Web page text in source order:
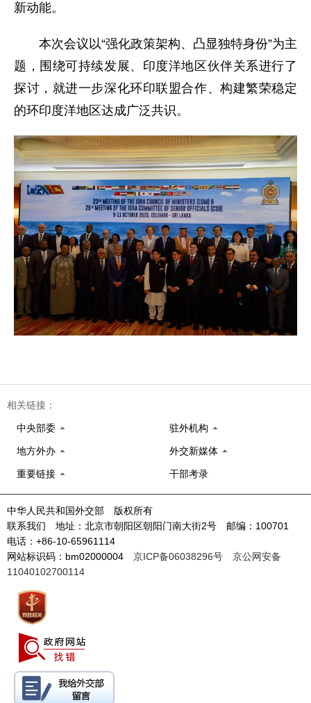
新动能。
本次会议以“强化政策架构、凸显独特身份”为主
题，围绕可持续发展、印度洋地区伙伴关系进行了
探讨，就进一步深化环印联盟合作、构建繁荣稳定
的环印度洋地区达成广泛共识。
相关链接：
中央部委 驻外机构
地方外办 外交新媒体
重要链接 干部考录
中华人民共和国外交部 版权所有
联系我们 地址：北京市朝阳区朝阳门南大街2号 邮编：100701
电话：+86-10-65961114
网站标识码：bm02000004 京ICP备06038296号
京公网安备
11040102700114